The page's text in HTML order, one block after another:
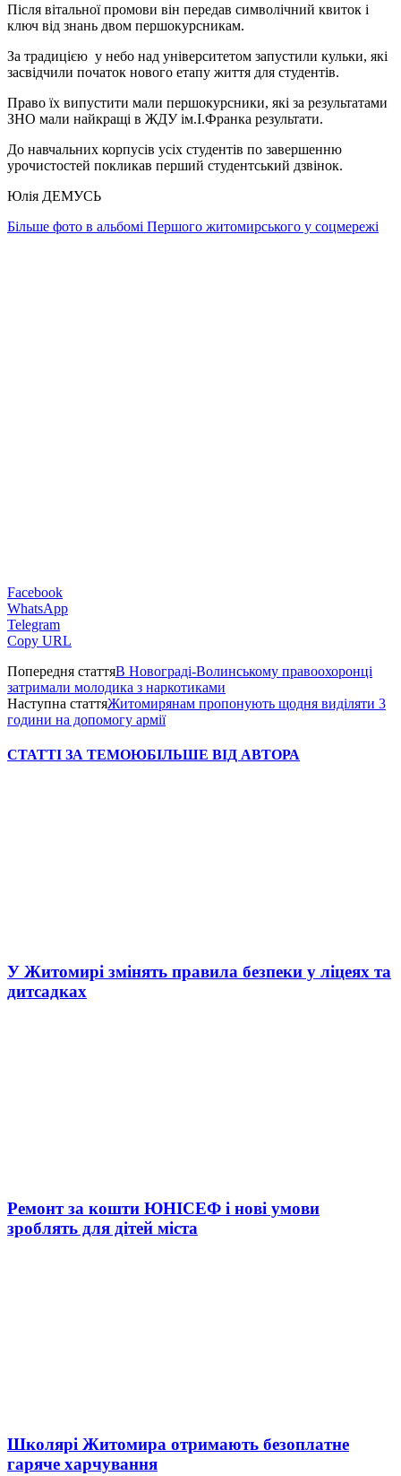
Після вітальної промови він передав символічний квиток і
ключ від знань двом першокурсникам.
За традицією у небо над університетом запустили кульки, які
засвідчили початок нового етапу життя для студентів.
Право їх випустити мали першокурсники, які за результатами
ЗНО мали найкращі в ЖДУ ім.І.Франка результати.
До навчальних корпусів усіх студентів по завершенню
урочистостей покликав перший студентський дзвінок.
Юлія ДЕМУСЬ
Більше фото в альбомі Першого житомирського у соцмережі
Facebook
WhatsApp
Telegram
Copy URL
Попередня статтяВ Новограді-Волинському правоохоронці
затримали молодика з наркотиками
Наступна статтяЖитомирянам пропонують щодня виділяти 3
години на допомогу армії
СТАТТІ ЗА ТЕМОЮБІЛЬШЕ ВІД АВТОРА
У Житомирі змінять правила безпеки у ліцеях та
дитсадках
Ремонт за кошти ЮНІСЕФ і нові умови
зроблять для дітей міста
Школярі Житомира отримають безоплатне
гаряче харчування